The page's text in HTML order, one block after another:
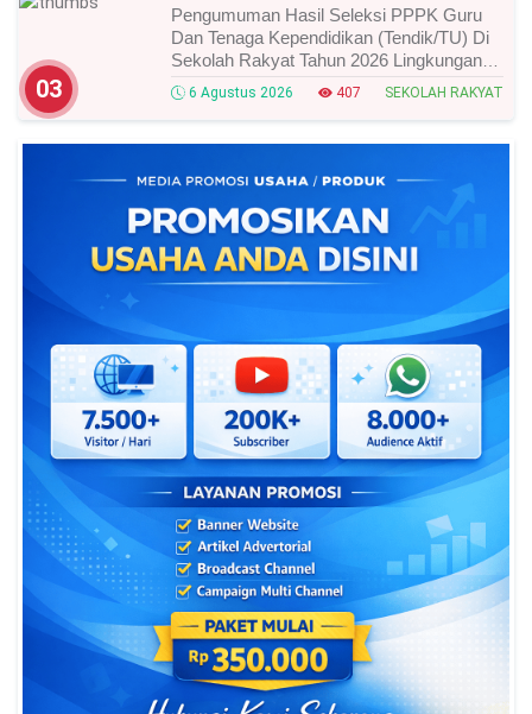
03
Pengumuman Hasil Seleksi PPPK Guru
Dan Tenaga Kependidikan (Tendik/TU) Di
Sekolah Rakyat Tahun 2026 Lingkungan
Kementerian Sosial RI, Ini Daftar Nama
Peserta Yang Lolos!
6 Agustus 2026 407 SEKOLAH RAKYAT